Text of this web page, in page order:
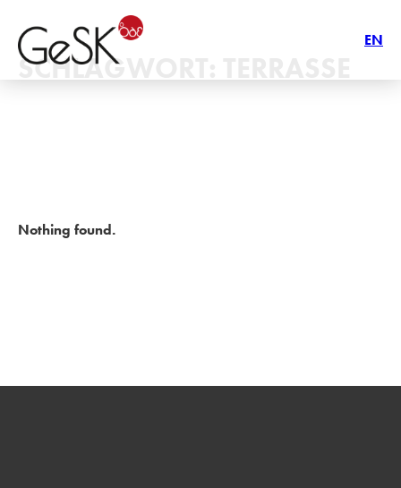
EN
SCHLAGWORT:
Nothing found.